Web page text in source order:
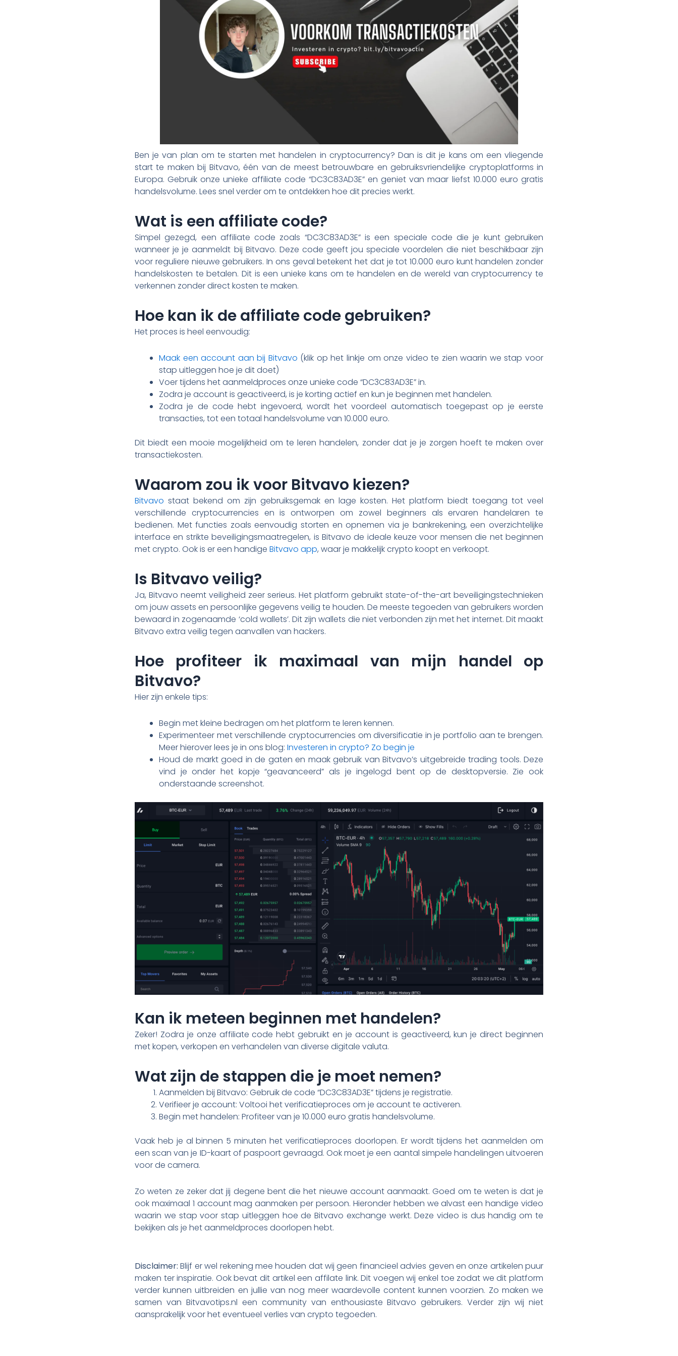
Ben je van plan om te starten met handelen in cryptocurrency? Dan is dit je kans om een vliegende
start te maken bij Bitvavo, één van de meest betrouwbare en gebruiksvriendelijke cryptoplatforms in
Europa. Gebruik onze unieke affiliate code “DC3C83AD3E” en geniet van maar liefst 10.000 euro gratis
handelsvolume. Lees snel verder om te ontdekken hoe dit precies werkt.
Wat is een affiliate code?
Simpel gezegd, een affiliate code zoals “DC3C83AD3E” is een speciale code die je kunt gebruiken
wanneer je je aanmeldt bij Bitvavo. Deze code geeft jou speciale voordelen die niet beschikbaar zijn
voor reguliere nieuwe gebruikers. In ons geval betekent het dat je tot 10.000 euro kunt handelen zonder
handelskosten te betalen. Dit is een unieke kans om te handelen en de wereld van cryptocurrency te
verkennen zonder direct kosten te maken.
Hoe kan ik de affiliate code gebruiken?
Het proces is heel eenvoudig:
Maak een account aan bij Bitvavo (klik op het linkje om onze video te zien waarin we stap voor
stap uitleggen hoe je dit doet)
Voer tijdens het aanmeldproces onze unieke code “DC3C83AD3E” in.
Zodra je account is geactiveerd, is je korting actief en kun je beginnen met handelen.
Zodra je de code hebt ingevoerd, wordt het voordeel automatisch toegepast op je eerste
transacties, tot een totaal handelsvolume van 10.000 euro.
Dit biedt een mooie mogelijkheid om te leren handelen, zonder dat je je zorgen hoeft te maken over
transactiekosten.
Waarom zou ik voor Bitvavo kiezen?
Bitvavo staat bekend om zijn gebruiksgemak en lage kosten. Het platform biedt toegang tot veel
verschillende cryptocurrencies en is ontworpen om zowel beginners als ervaren handelaren te
bedienen. Met functies zoals eenvoudig storten en opnemen via je bankrekening, een overzichtelijke
interface en strikte beveiligingsmaatregelen, is Bitvavo de ideale keuze voor mensen die net beginnen
met crypto. Ook is er een handige Bitvavo app, waar je makkelijk crypto koopt en verkoopt.
Is Bitvavo veilig?
Ja, Bitvavo neemt veiligheid zeer serieus. Het platform gebruikt state-of-the-art beveiligingstechnieken
om jouw assets en persoonlijke gegevens veilig te houden. De meeste tegoeden van gebruikers worden
bewaard in zogenaamde ‘cold wallets’. Dit zijn wallets die niet verbonden zijn met het internet. Dit maakt
Bitvavo extra veilig tegen aanvallen van hackers.
Hoe profiteer ik maximaal van mijn handel op
Bitvavo?
Hier zijn enkele tips:
Begin met kleine bedragen om het platform te leren kennen.
Experimenteer met verschillende cryptocurrencies om diversificatie in je portfolio aan te brengen.
Meer hierover lees je in ons blog: Investeren in crypto? Zo begin je
Houd de markt goed in de gaten en maak gebruik van Bitvavo’s uitgebreide trading tools. Deze
vind je onder het kopje “geavanceerd” als je ingelogd bent op de desktopversie. Zie ook
onderstaande screenshot.
Kan ik meteen beginnen met handelen?
Zeker! Zodra je onze affiliate code hebt gebruikt en je account is geactiveerd, kun je direct beginnen
met kopen, verkopen en verhandelen van diverse digitale valuta.
Wat zijn de stappen die je moet nemen?
Aanmelden bij Bitvavo: Gebruik de code “DC3C83AD3E” tijdens je registratie.
Verifieer je account: Voltooi het verificatieproces om je account te activeren.
Begin met handelen: Profiteer van je 10.000 euro gratis handelsvolume.
Vaak heb je al binnen 5 minuten het verificatieproces doorlopen. Er wordt tijdens het aanmelden om
een scan van je ID-kaart of paspoort gevraagd. Ook moet je een aantal simpele handelingen uitvoeren
voor de camera.
Zo weten ze zeker dat jij degene bent die het nieuwe account aanmaakt. Goed om te weten is dat je
ook maximaal 1 account mag aanmaken per persoon. Hieronder hebben we alvast een handige video
waarin we stap voor stap uitleggen hoe de Bitvavo exchange werkt. Deze video is dus handig om te
bekijken als je het aanmeldproces doorlopen hebt.
Disclaimer: Blijf er wel rekening mee houden dat wij geen financieel advies geven en onze artikelen puur
maken ter inspiratie. Ook bevat dit artikel een affilate link. Dit voegen wij enkel toe zodat we dit platform
verder kunnen uitbreiden en jullie van nog meer waardevolle content kunnen voorzien. Zo maken we
samen van Bitvavotips.nl een community van enthousiaste Bitvavo gebruikers. Verder zijn wij niet
aansprakelijk voor het eventueel verlies van crypto tegoeden.